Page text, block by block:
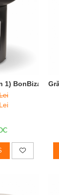
1) BonBiza